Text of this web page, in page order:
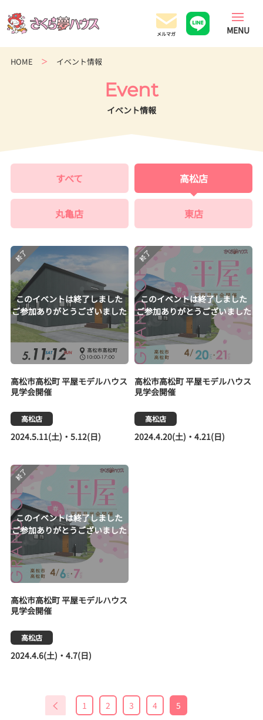
の
超
宅
HOME イベント情報
Event
イベント情報
すべて 高松店
丸亀店 東店
高松市高松町 平屋モデルハウス
見学会開催
高松店
2024.5.11(土)・5.12(日)
高松市高松町 平屋モデルハウス
見学会開催
高松店
2024.4.20(土)・4.21(日)
高松市高松町 平屋モデルハウス
見学会開催
高松店
2024.4.6(土)・4.7(日)
1 2 3 4 5